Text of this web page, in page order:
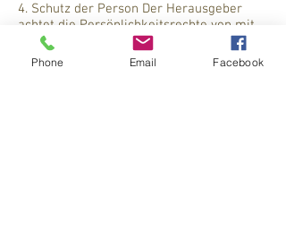
4. Schutz der Person Der Herausgeber
achtet die Persönlichkeitsrechte von mit
Namen oder Bild zitierten Personen. Sollte
eine solche Person sich in ihrem
Phone Email Facebook